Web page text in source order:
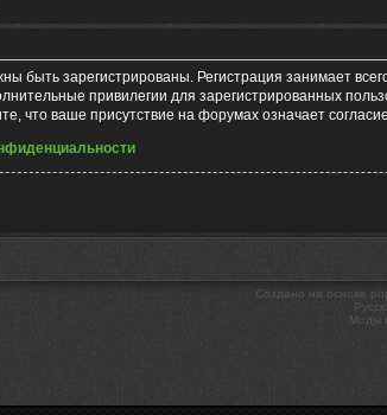
быть зарегистрированы. Регистрация занимает
привилегии для зарегистрированных
что ваше присутствие на форумах означает
Создано на основе
Моды